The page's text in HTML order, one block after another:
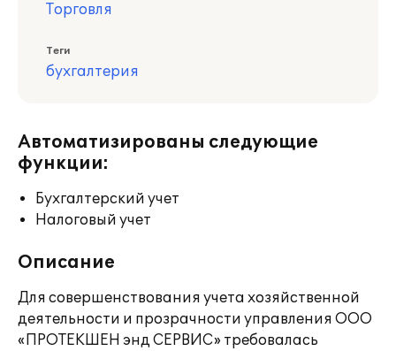
Торговля
Теги
бухгалтерия
Автоматизированы следующие
функции:
Бухгалтерский учет
Налоговый учет
Описание
Для совершенствования учета хозяйственной
деятельности и прозрачности управления ООО
«ПРОТЕКШЕН энд СЕРВИС» требовалась